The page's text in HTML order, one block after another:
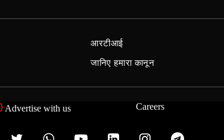
आरटीआई
जानिए हमारा कानून
Advertise with us Careers